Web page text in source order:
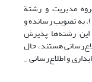
مدیریت و رشتة
به تصویب رسانده و
رشته‌ها پذیرش
هستند، حال
و اطلاع‌رسانی -